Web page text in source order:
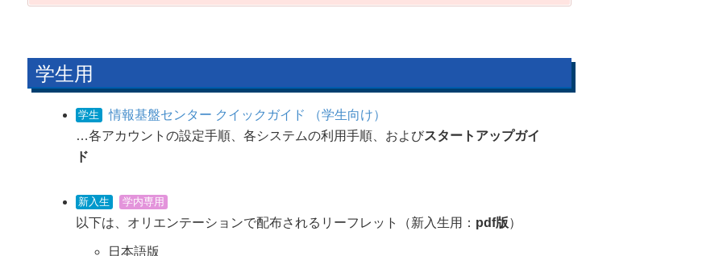
学生用
学生
情報基盤センター クイックガイド （学生向け）
…各アカウントの設定手順、各システムの利用手順、およびスタートアップガイ
ド
新入生 学内専用
以下は、オリエンテーションで配布されるリーフレット（新入生用： pdf版）
日本語版